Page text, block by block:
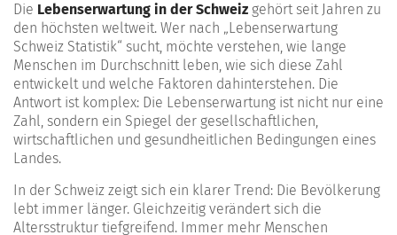
Die Lebenserwartung in der Schweiz gehört seit Jahren zu
den höchsten weltweit. Wer nach „Lebenserwartung
Schweiz Statistik“ sucht, möchte verstehen, wie lange
Menschen im Durchschnitt leben, wie sich diese Zahl
entwickelt und welche Faktoren dahinterstehen. Die
Antwort ist komplex: Die Lebenserwartung ist nicht nur eine
Zahl, sondern ein Spiegel der gesellschaftlichen,
wirtschaftlichen und gesundheitlichen Bedingungen eines
Landes.
In der Schweiz zeigt sich ein klarer Trend: Die Bevölkerung
lebt immer länger. Gleichzeitig verändert sich die
Altersstruktur tiefgreifend. Immer mehr Menschen